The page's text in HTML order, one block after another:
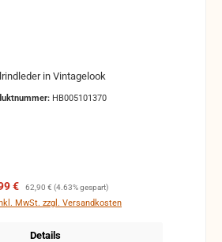
in Vintagelook
HB005101370
€ Regulärer Preis:
62,90 € (4.63% gespart)
MwSt. zzgl. Versandkosten
Details